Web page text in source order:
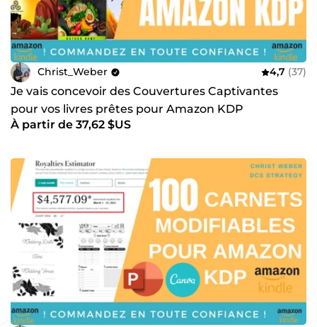
Christ_Weber 4,7 (37)
Je vais concevoir des Couvertures Captivantes
pour vos livres prêtes pour Amazon KDP
À partir de 37,62 $US